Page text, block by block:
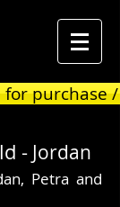
purchase /
- Jordan
Petra and